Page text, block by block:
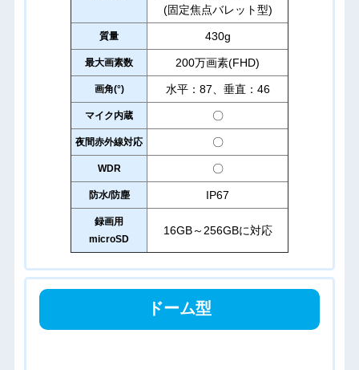
(固定焦点バレット型)
質量 430g
最大画素数 200万画素(FHD)
画角(°) 水平：87、垂直：46
マイク内蔵 〇
夜間赤外線対応 〇
WDR 〇
防水/防塵 IP67
録画用
microSD
16GB～256GBに対応
ドーム型